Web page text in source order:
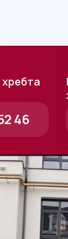
хребта
46